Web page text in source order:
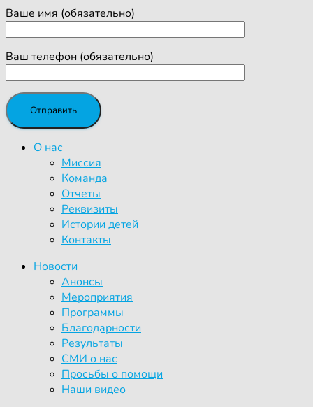
Ваше имя (обязательно)
Ваш телефон (обязательно)
О нас
Миссия
Команда
Отчеты
Реквизиты
Истории детей
Контакты
Новости
Анонсы
Мероприятия
Программы
Благодарности
Результаты
СМИ о нас
Просьбы о помощи
Наши видео